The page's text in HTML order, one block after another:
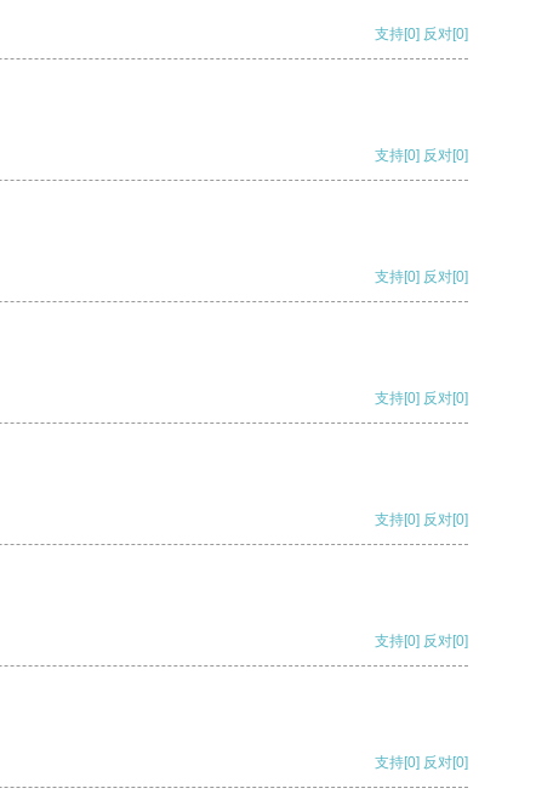
支持[0] 反对[0]
支持[0] 反对[0]
支持[0] 反对[0]
支持[0] 反对[0]
支持[0] 反对[0]
支持[0] 反对[0]
支持[0] 反对[0]